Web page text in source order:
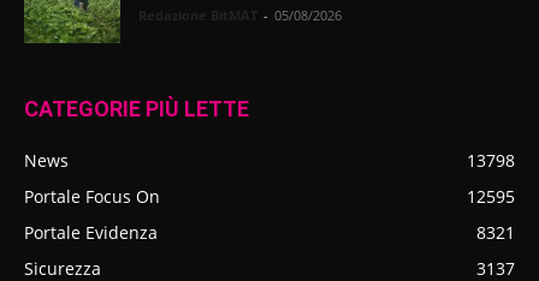
- 05/08/2026
CATEGORIE PIÙ LETTE
News
13798
Portale Focus On
12595
Portale Evidenza
8321
Sicurezza
3137